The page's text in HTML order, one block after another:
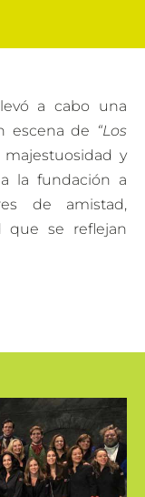
a cabo una
escena de “Los
y
la fundación a
de amistad,
que se reflejan